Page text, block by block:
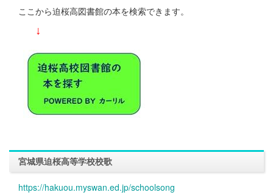
ここから迫桜高図書館の本を検索できます。
↓
宮城県迫桜高等学校校歌
https://hakuou.myswan.ed.jp/schoolsong